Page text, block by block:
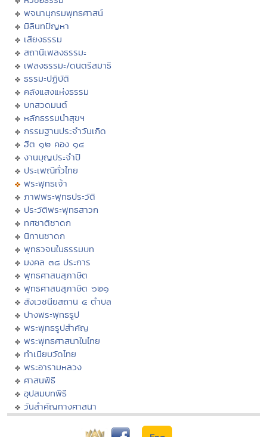
พจนานุกรมพุทธศาสน์
มิลินทปัญหา
เสียงธรรม
สถานีเพลงธรรมะ
เพลงธรรมะ/ดนตรีสมาธิ
ธรรมะปฏิบัติ
คลังแสงแห่งธรรม
บทสวดมนต์
หลักธรรมนำสุขฯ
กรรมฐานประจำวันเกิด
ฮีต ๑๒ คอง ๑๔
งานบุญประจำปี
ประเพณีทั่วไทย
พระพุทธเจ้า
ภาพพระพุทธประวัติ
ประวัติพระพุทธสาวก
ทศชาติชาดก
นิทานชาดก
พุทธวจนในธรรมบท
มงคล ๓๘ ประการ
พุทธศาสนสุภาษิต
พุทธศาสนสุภาษิต ๖๒๑
สังเวชนียสถาน ๔ ตำบล
ปางพระพุทธรูป
พระพุทธรูปสำคัญ
พระพุทธศาสนาในไทย
ทำเนียบวัดไทย
พระอารามหลวง
ศาสนพิธี
อุปสมบทพิธี
วันสำคัญทางศาสนา